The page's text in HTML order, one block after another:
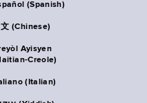
(Spanish)
(Chinese)
Ayisyen
Creole)
(Italian)